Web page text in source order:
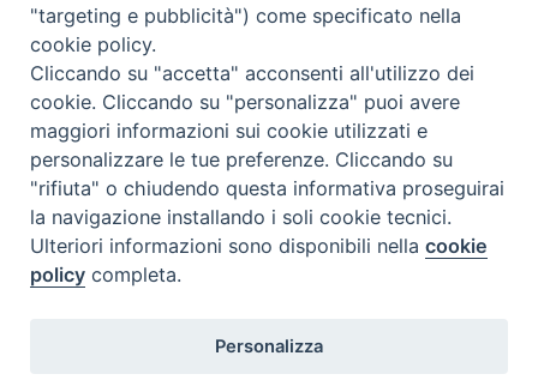
Piazza Mario Dottori, 14
02047 Poggio Mirteto (Rieti)
diocesi@diocesisabina.it
"targeting e pubblicità") come specificato nella
cookie policy.
Cliccando su "accetta" acconsenti all'utilizzo dei
cookie. Cliccando su "personalizza" puoi avere
maggiori informazioni sui cookie utilizzati e
personalizzare le tue preferenze. Cliccando su
"rifiuta" o chiudendo questa informativa proseguirai
la navigazione installando i soli cookie tecnici.
Ulteriori informazioni sono disponibili nellacookie
policy completa.
Personalizza